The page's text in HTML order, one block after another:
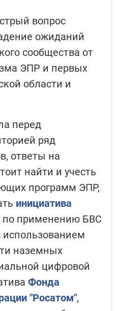
вопрос
ожиданий
сообщества от
ЭПР и первых
области и
перед
ряд
ответы на
найти и учесть
программ ЭПР,
инициатива
по применению БВС
использованием
наземных
цифровой
Фонда
"Росатом",